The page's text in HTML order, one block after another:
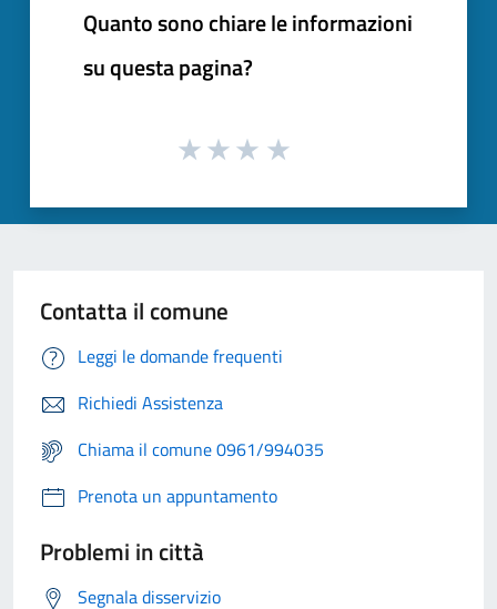
Quanto sono chiare le informazioni
su questa pagina?
Contatta il comune
Leggi le domande frequenti
Richiedi Assistenza
Chiama il comune 0961/994035
Prenota un appuntamento
Problemi in città
Segnala disservizio